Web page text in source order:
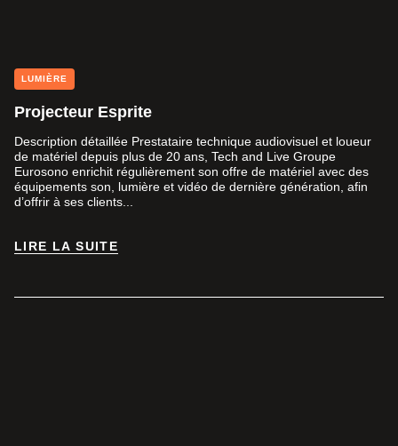
LUMIÈRE
Projecteur Esprite
Description détaillée Prestataire technique audiovisuel et loueur
de matériel depuis plus de 20 ans, Tech and Live Groupe
Eurosono enrichit régulièrement son offre de matériel avec des
équipements son, lumière et vidéo de dernière génération, afin
d’offrir à ses clients...
LIRE LA SUITE